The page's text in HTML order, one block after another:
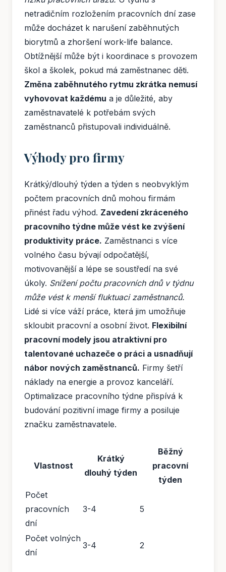
netradičním rozložením pracovních dní zase
může docházet k narušení zaběhnutých
biorytmů a zhoršení work-life balance.
Obtížnější může být i koordinace s provozem
škol a školek, pokud má zaměstnanec děti.
Změna zaběhnutého rytmu zkrátka nemusí
vyhovovat každému a je důležité, aby
zaměstnavatelé k potřebám svých
zaměstnanců přistupovali individuálně.
Výhody pro firmy
Krátký/dlouhý týden a týden s neobvyklým
počtem pracovních dnů mohou firmám
přinést řadu výhod. Zavedení zkráceného
pracovního týdne může vést ke zvýšení
produktivity práce. Zaměstnanci s více
volného času bývají odpočatější,
motivovanější a lépe se soustředí na své
úkoly. Snížení počtu pracovních dnů v týdnu
může vést k menší fluktuaci zaměstnanců.
Lidé si více váží práce, která jim umožňuje
skloubit pracovní a osobní život. Flexibilní
pracovní modely jsou atraktivní pro
talentované uchazeče o práci a usnadňují
nábor nových zaměstnanců. Firmy šetří
náklady na energie a provoz kanceláří.
Optimalizace pracovního týdne přispívá k
budování pozitivní image firmy a posiluje
značku zaměstnavatele.
Vlastnost
Krátký
dlouhý týden
Běžný
pracovní
týden
Počet
pracovních
dní
3-4 5
Počet volných
dní
3-4 2